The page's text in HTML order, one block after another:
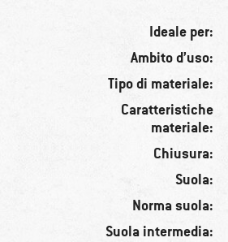
Ideale per:
Ambito d’uso:
Tipo di materiale:
Caratteristiche
materiale:
Chiusura:
Suola:
Norma suola:
Suola intermedia: